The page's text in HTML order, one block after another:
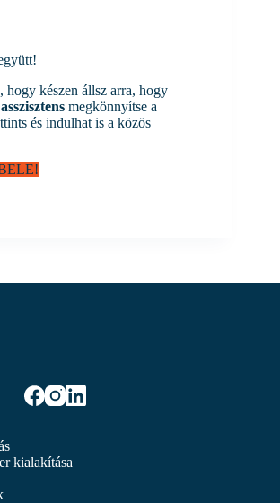
hogy készen állsz arra, hogy
megkönnyítse a
és indulhat is a közös
kialakítása